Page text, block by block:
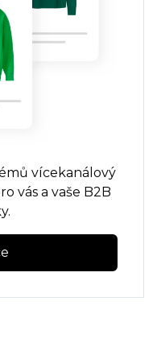
vícekanálový
vás a vaše B2B